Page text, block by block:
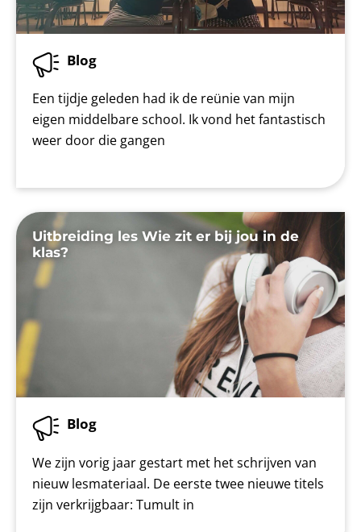
Blog
Een tijdje geleden had ik de reünie van mijn
eigen middelbare school. Ik vond het fantastisch
weer door die gangen
Uitbreiding les Wie zit er bij jou in de
klas?
Blog
We zijn vorig jaar gestart met het schrijven van
nieuw lesmateriaal. De eerste twee nieuwe titels
zijn verkrijgbaar: Tumult in